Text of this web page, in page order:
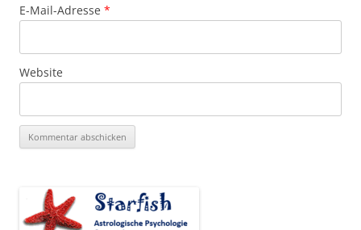
E-Mail-Adresse *
Website